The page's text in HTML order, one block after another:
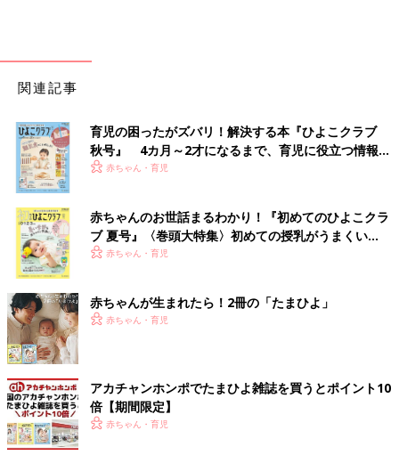
関連記事
育児の困ったがズバリ！解決する本『ひよこクラブ
秋号』 4カ月～2才になるまで、育児に役立つ情報が
いっぱい！
赤ちゃん・育児
赤ちゃんのお世話まるわかり！『初めてのひよこクラ
ブ 夏号』〈巻頭大特集〉初めての授乳がうまくい
く！ おっぱい・ミルクの基本と夏のトラブル 解決テ
赤ちゃん・育児
赤ちゃんが生まれたら！2冊の「たまひよ」
赤ちゃん・育児
アカチャンホンポでたまひよ雑誌を買うとポイント10
倍【期間限定】
赤ちゃん・育児